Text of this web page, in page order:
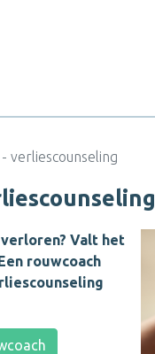
verliescounseling
Valt het
rouwcoach